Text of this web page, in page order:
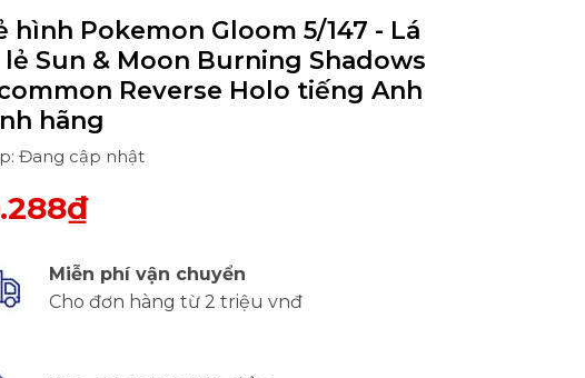
hình Pokemon Gloom 5/147 - Lá
lẻ Sun & Moon Burning Shadows
Reverse Holo tiếng Anh
hãng
Đang cập nhật
Miễn phí vận chuyển
Cho đơn hàng từ 2 triệu vnđ